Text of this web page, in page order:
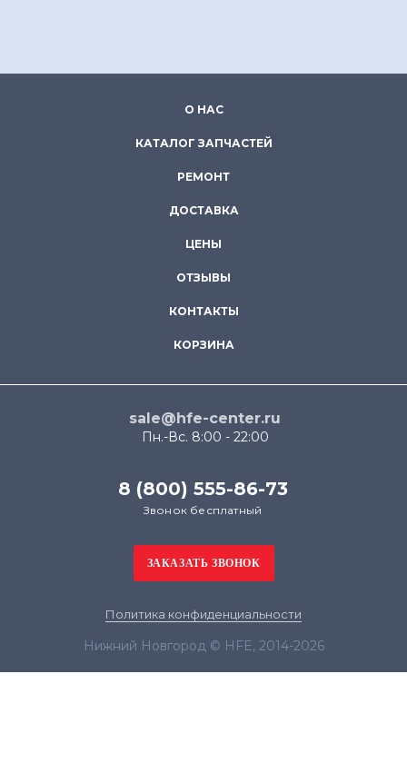
О НАС
КАТАЛОГ ЗАПЧАСТЕЙ
РЕМОНТ
ДОСТАВКА
ЦЕНЫ
ОТЗЫВЫ
КОНТАКТЫ
КОРЗИНА
sale@hfe-center.ru
Пн.-Вс. 8:00 - 22:00
8 (800) 555-86-73
Звонок бесплатный
Политика конфиденциальности
Нижний Новгород © HFE, 2014-2026